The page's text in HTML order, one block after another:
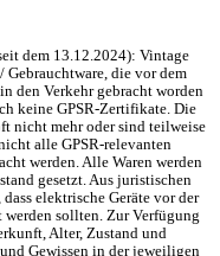
dem 13.12.2024): Vintage
die vor dem
den Verkehr gebracht worden
keine GPSR-Zertifikate. Die
nicht mehr oder sind teilweise
alle GPSR-relevanten
werden. Alle Waren werden
gesetzt. Aus juristischen
elektrische Geräte vor der
sollten. Zur Verfügung
Alter, Zustand und
Gewissen in der jeweiligen